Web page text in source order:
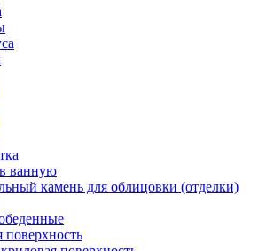
ванную
камень для облицовки (отделки)
поверхность